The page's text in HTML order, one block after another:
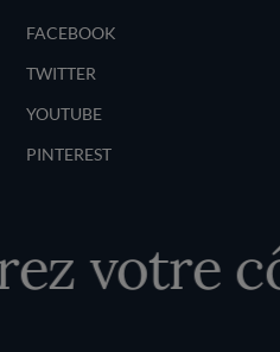
FACEBOOK
TWITTER
YOUTUBE
PINTEREST
votre